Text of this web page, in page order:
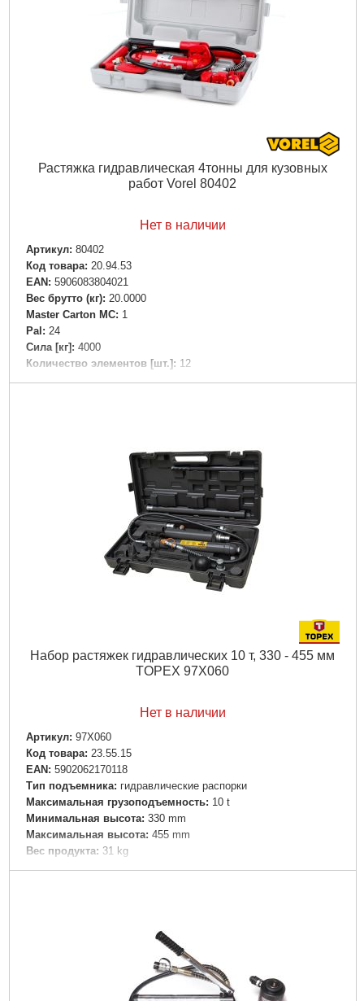
Растяжка гидравлическая 4тонны для кузовных
работ Vorel 80402
Нет в наличии
Артикул: 80402
Код товара: 20.94.53
EAN: 5906083804021
Вес брутто (кг): 20.0000
Master Carton MC: 1
Pal: 24
Сила [кг]: 4000
Количество элементов [шт.]: 12
Набор растяжек гидравлических 10 т, 330 - 455 мм
TOPEX 97X060
Нет в наличии
Артикул: 97X060
Код товара: 23.55.15
EAN: 5902062170118
Тип подъемника: гидравлические распорки
Максимальная грузоподъемность: 10 t
Минимальная высота: 330 mm
Максимальная высота: 455 mm
Вес продукта: 31 kg